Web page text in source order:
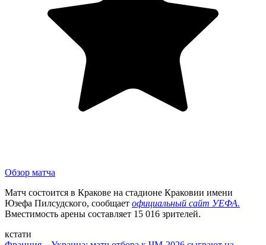
Обзор матча
Матч состоится в Кракове на стадионе Краковии имени
Юзефа Пилсудского, сообщает официальный сайт УЕФА.
Вместимость арены составляет 15 016 зрителей.
кстати